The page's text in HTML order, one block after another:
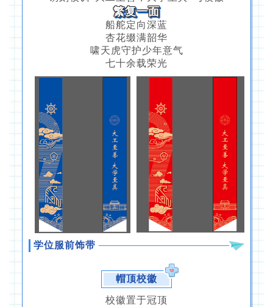
繁复一面
船舵定向深蓝
杏花缀满韶华
啸天虎守护少年意气
七十余载荣光
学位服前饰带
帽顶校徽
校徽置于冠顶